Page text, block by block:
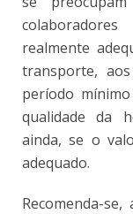
realmente
transporte,
período
qualidade da
ainda, se o
adequado.
Recomenda-